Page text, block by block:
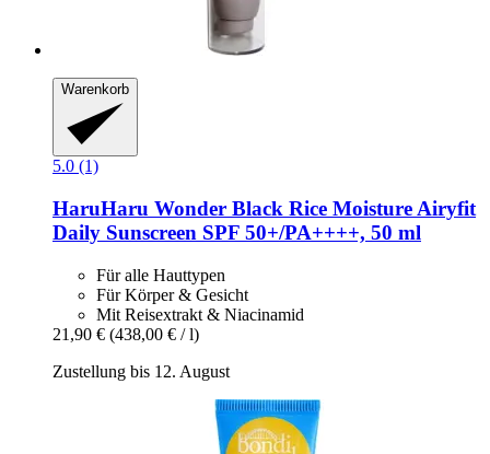
Warenkorb
5.0 (1)
HaruHaru Wonder Black Rice Moisture Airyfit
Daily Sunscreen SPF 50+/PA++++, 50 ml
Für alle Hauttypen
Für Körper & Gesicht
Mit Reisextrakt & Niacinamid
21,90 € (438,00 € / l)
Zustellung bis 12. August